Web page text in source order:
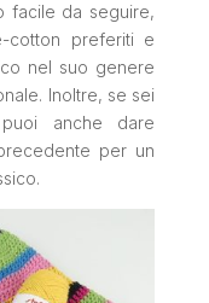
facile da seguire,
cotton preferiti e
nel suo genere
Inoltre, se sei
anche dare
per un